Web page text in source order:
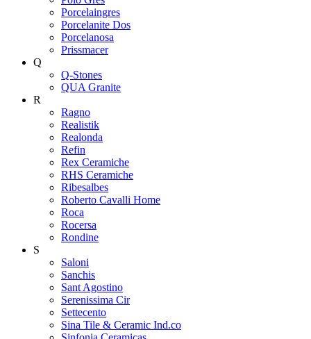
Porcelaingres
Porcelanite Dos
Porcelanosa
Prissmacer
Q
Q-Stones
QUA Granite
R
Ragno
Realistik
Realonda
Refin
Rex Ceramiche
RHS Ceramiche
Ribesalbes
Roberto Cavalli Home
Roca
Rocersa
Rondine
S
Saloni
Sanchis
Sant Agostino
Serenissima Cir
Settecento
Sina Tile & Ceramic Ind.co